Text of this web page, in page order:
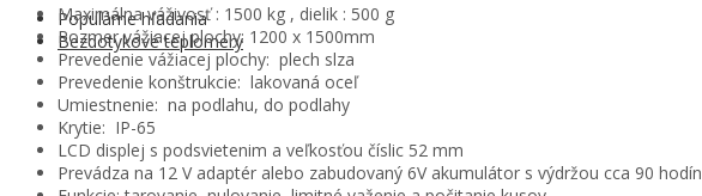
Populárne hľadania
Bezdotykové teplomery
Maximálna váživosť : 1500 kg , dielik : 500 g
Rozmer vážiacej plochy: 1200 x 1500mm
Prevedenie vážiacej plochy: plech slza
Prevedenie konštrukcie: lakovaná oceľ
Umiestnenie: na podlahu, do podlahy
Krytie: IP-65
LCD displej s podsvietenim a veľkosťou číslic 52 mm
Prevádza na 12 V adaptér alebo zabudovaný 6V akumulátor s výdržou cca 90 hodín